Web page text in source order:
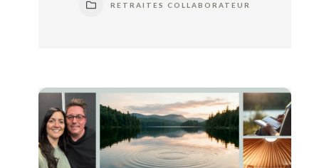
RETRAITES COLLABORATEUR